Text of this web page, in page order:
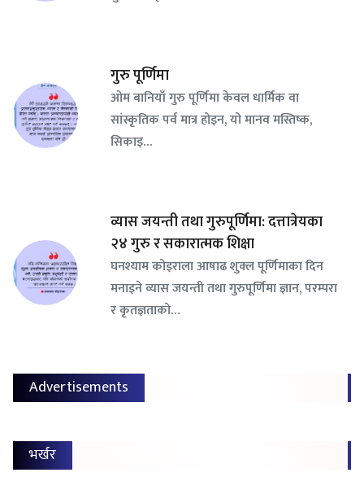
गुरु पूर्णिमा
ओम बानियाँ गुरु पूर्णिमा केवल धार्मिक वा
सांस्कृतिक पर्व मात्र होइन, यो मानव मस्तिष्क,
सिकाइ…
व्यास जयन्ती तथा गुरुपूर्णिमा: दत्तात्रेयका
२४ गुरु र सकारात्मक शिक्षा
घनश्याम कोइराला आषाढ शुक्ल पूर्णिमाका दिन
मनाइने व्यास जयन्ती तथा गुरुपूर्णिमा ज्ञान, परम्परा
र कृतज्ञताको…
Advertisements
भर्खर